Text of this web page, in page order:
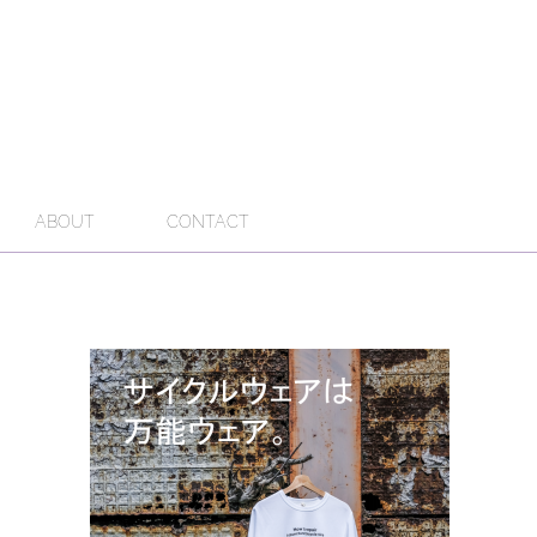
ABOUT CONTACT